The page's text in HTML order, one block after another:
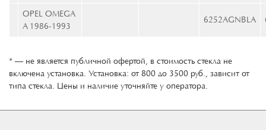
OPEL OMEGA
A 1986-1993
6252AGNBLA
* — не является публичной офертой, в стоимость стекла не
включена установка. Установка: от 800 до 3500 руб., зависит от
типа стекла. Цены и наличие уточняйте у оператора.